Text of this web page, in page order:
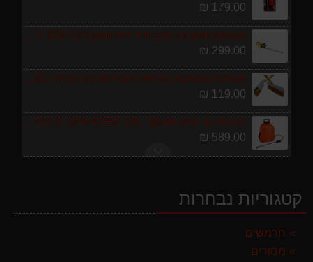
179.00 ₪
מגזמת נטענת | גוזם גדר חיה נטען GARLAND SET KEEPER 20V 252-V23 גוף בלבד
299.00 ₪
מגרטא מטאטא מגרפה דגם האדסון מבית GARLAND ספרד
119.00 ₪
מרסס גב נטען שטוקר STOCKER BACKPACK SPRAYER 10L איטליה
589.00 ₪
קטגוריות נבחרות
חרמשים
מסורים